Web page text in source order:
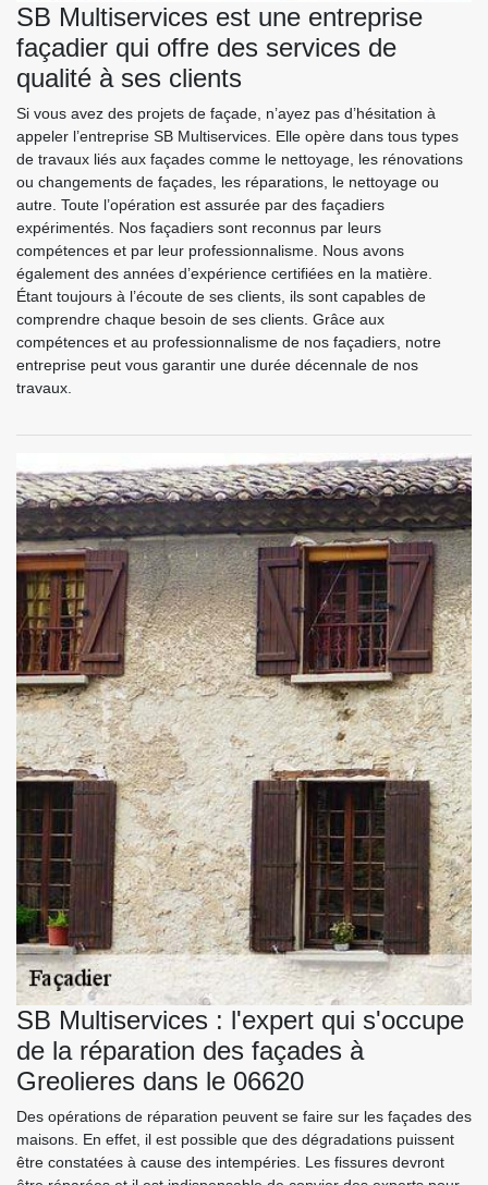
SB Multiservices est une entreprise
façadier qui offre des services de
qualité à ses clients
Si vous avez des projets de façade, n’ayez pas d’hésitation à
appeler l’entreprise SB Multiservices. Elle opère dans tous types
de travaux liés aux façades comme le nettoyage, les rénovations
ou changements de façades, les réparations, le nettoyage ou
autre. Toute l’opération est assurée par des façadiers
expérimentés. Nos façadiers sont reconnus par leurs
compétences et par leur professionnalisme. Nous avons
également des années d’expérience certifiées en la matière.
Étant toujours à l’écoute de ses clients, ils sont capables de
comprendre chaque besoin de ses clients. Grâce aux
compétences et au professionnalisme de nos façadiers, notre
entreprise peut vous garantir une durée décennale de nos
travaux.
SB Multiservices : l'expert qui s'occupe
de la réparation des façades à
Greolieres dans le 06620
Des opérations de réparation peuvent se faire sur les façades des
maisons. En effet, il est possible que des dégradations puissent
être constatées à cause des intempéries. Les fissures devront